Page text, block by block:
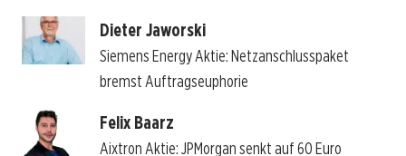
Dieter Jaworski
Siemens Energy Aktie: Netzanschlusspaket
bremst Auftragseuphorie
Felix Baarz
Aixtron Aktie: JPMorgan senkt auf 60 Euro